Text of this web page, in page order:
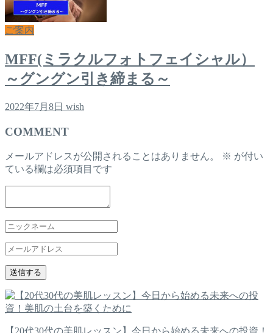
ご案内
MFF(ミラクルフォトフェイシャル）
～グングン引き締まる～
2022年7月8日 wish
COMMENT
メールアドレスが公開されることはありません。 ※ が付い
ている欄は必須項目です
【20代30代の美肌レッスン】今日から始める未来への投資！